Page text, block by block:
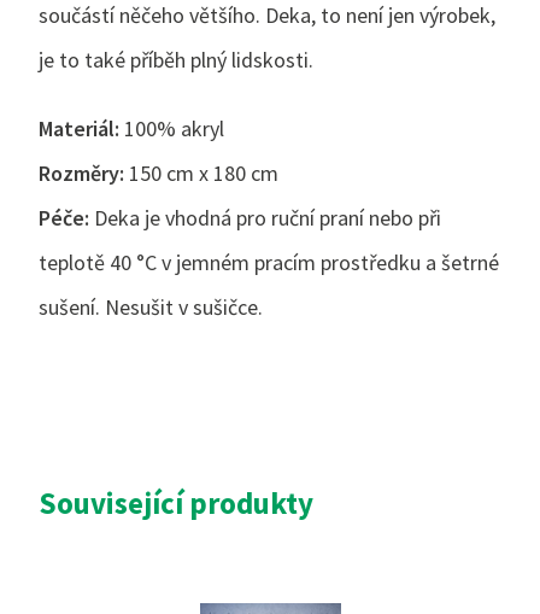
součástí něčeho většího. Deka, to není jen výrobek,
je to také příběh plný lidskosti.
Materiál: 100% akryl
Rozměry: 150 cm x 180 cm
Péče: Deka je vhodná pro ruční praní nebo při
teplotě 40 °C v jemném pracím prostředku a šetrné
sušení. Nesušit v sušičce.
Související produkty